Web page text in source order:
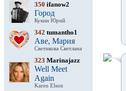
350 ifanow2
Город
Кукин Юрий
342 tumantho1
Аве, Мария
Светикова Светлана
323 Marinajazz
Well Meet
Again
Karen Elson